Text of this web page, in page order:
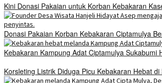
Kini Donasi Pakaian untuk Korban Kebakaran
Donasi Pakaian Korban Kebakaran Ciptamulya
Kebakaran Kampung Adat Ciptamulya
Korsleting Listrik Diduga Picu Kebakaran Hebat